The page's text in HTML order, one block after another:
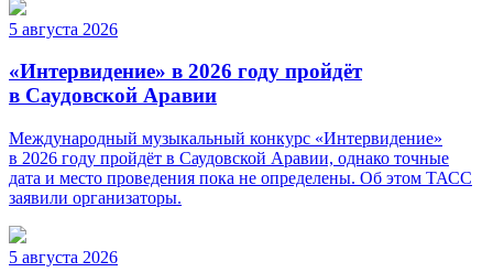
5 августа 2026
«Интервидение» в 2026 году пройдёт
в Саудовской Аравии
Международный музыкальный конкурс «Интервидение»
в 2026 году пройдёт в Саудовской Аравии, однако точные
дата и место проведения пока не определены. Об этом ТАСС
заявили организаторы.
5 августа 2026